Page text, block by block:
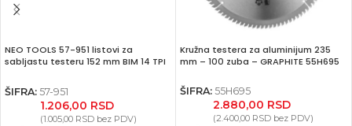
NEO TOOLS 57-951 listovi za
sabljastu testeru 152 mm BIM 14 TPI
ŠIFRA: 57-951
1.206,00 RSD
(1.005,00 RSDbez PDV)
Kružna testera za aluminijum 235
mm – 100 zuba – GRAPHITE 55H695
ŠIFRA: 55H695
2.880,00 RSD
(2.400,00 RSD bez PDV)